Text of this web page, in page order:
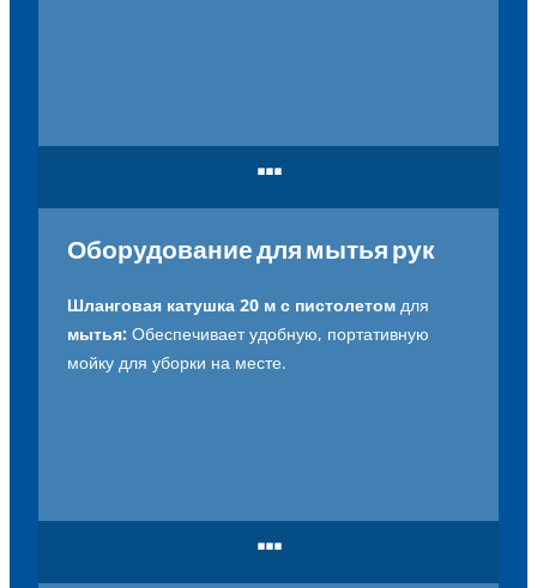
...
Оборудование для мытья рук
Шланговая катушка 20 м с пистолетом для
мытья: Обеспечивает удобную, портативную
мойку для уборки на месте.
...